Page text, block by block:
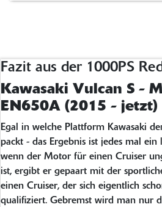
Fazit aus der 1000PS
Kawasaki Vulcan S -
EN650A (2015 - jetzt)
Egal in welche Plattform Kawasaki
packt - das Ergebnis ist jedes mal
wenn der Motor für einen Cruiser
ist, ergibt er gepaart mit der
einen Cruiser, der sich eigentlich
qualifiziert. Gebremst wird man nur